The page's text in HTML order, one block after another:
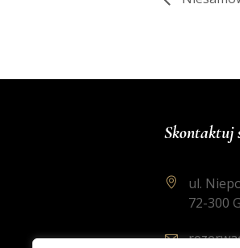
Skontaktuj
ul.
72-300